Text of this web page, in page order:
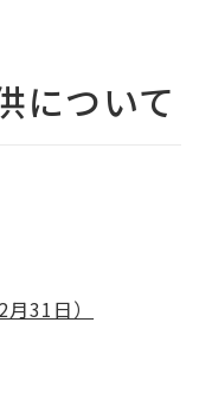
について
31日）